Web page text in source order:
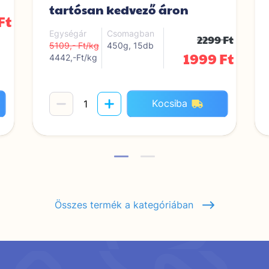
tartósan kedvező áron
Egységár
5109,- Ft/kg
4442,-Ft/kg
Csomagban
450g, 15db
2299 Ft
1999 Ft
Kocsiba
Összes termék a kategóriában